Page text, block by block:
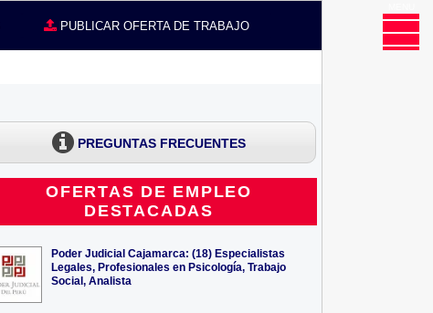
PUBLICAR OFERTA DE TRABAJO
PREGUNTAS FRECUENTES
OFERTAS DE EMPLEO
DESTACADAS
Poder Judicial Cajamarca: (18) Especialistas
Legales, Profesionales en Psicología, Trabajo
Social, Analista